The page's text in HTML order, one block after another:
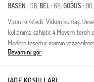
BASEN : 98, BEL: 66,GÖĞÜS: 90,
Vizon renktedir. Viskon kumaş.
kullanıma sahiptir. 4 Mevsim tercih
Modern tesettür giyimin
konforu ve şıklığı bir arada
dökümlü duruşu ve geniş kesimiyle
Devamını gör
İADE KOŞULLARI